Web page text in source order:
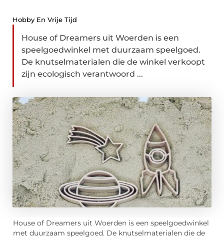
Hobby En Vrije Tijd
House of Dreamers uit Woerden is een
speelgoedwinkel met duurzaam speelgoed.
De knutselmaterialen die de winkel verkoopt
zijn ecologisch verantwoord ...
House of Dreamers uit Woerden is een speelgoedwinkel
met duurzaam speelgoed. De knutselmaterialen die de